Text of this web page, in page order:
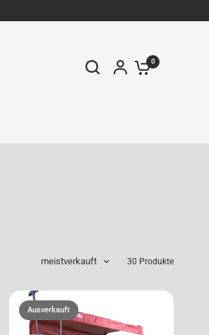
0
meistverkauft 30 Produkte
Ausverkauft